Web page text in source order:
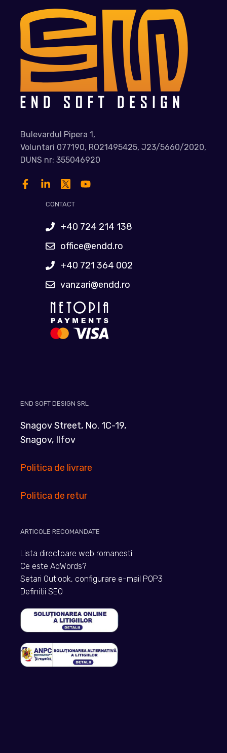
Bulevardul Pipera 1,
Voluntari 077190, RO21495425, J23/5660/2020,
DUNS nr: 355046920
CONTACT
+40 724 214 138
office@endd.ro
+40 721 364 002
vanzari@endd.ro
END SOFT DESIGN SRL
Snagov Street, No. 1C-19,
Snagov, Ilfov
Politica de livrare
Politica de retur
ARTICOLE RECOMANDATE
Lista directoare web romanesti
Ce este AdWords?
Setari Outlook, configurare e-mail POP3
Definitii SEO